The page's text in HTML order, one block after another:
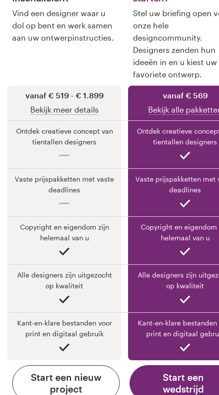
Vind een designer waar u
dol op bent en werk samen
aan uw ontwerpinstructies.
Stel uw briefing open
onze hele
designcommunity.
Designers zenden hun
ideeën in en u kiest uw
favoriete ontwerp.
vanaf € 519 - € 1.899
Bekijk meer details
vanaf € 569
Bekijk alle
Ontdek creatieve concept van
tientallen designers
Ontdek creatieve
tientallen designers
Vaste prijspakketten met vaste
deadlines
Vaste prijspakketten met
deadlines
Copyright en eigendom zijn
helemaal van u
Copyright en eigendom
helemaal van u
Alle designers zijn uitgezocht
op kwaliteit
Alle designers zijn
op kwaliteit
Kant-en-klare bestanden voor
print en digitaal gebruik
Kant-en-klare bestanden
print en digitaal
Start een nieuw
project
Start een
wedstrijd
Bronnen